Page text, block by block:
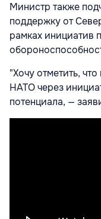
Министр также
поддержку от
рамках инициатив
"Хочу отметить,
НАТО через
потенциала, —